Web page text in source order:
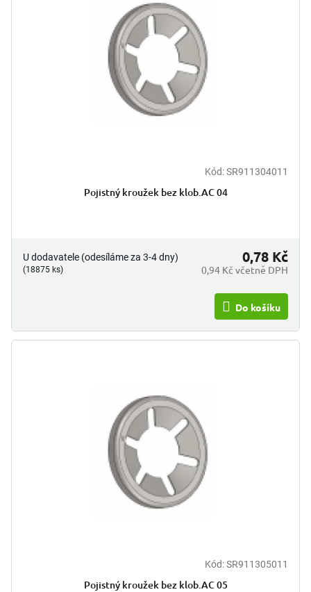
Kód:SR911304011
Pojistný kroužek bez klob.AC 04
U dodavatele (odesíláme za 3-4 dny)
(18875 ks) 0,94 Kč včetně DPH
0,78 Kč
Do košíku
Kód:SR911305011
Pojistný kroužek bez klob.AC 05